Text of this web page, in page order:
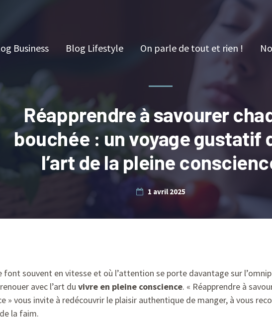
Business Blog Lifestyle On parle de tout et rien !
Réapprendre à savourer
bouchée : un voyage gustatif
l’art de la pleine
1 avril 2025
font souvent en vitesse et où l’attention se porte davantage sur
avec l’art du vivre en pleine conscience. « Réapprendre à
» vous invite à redécouvrir le plaisir authentique de manger, à vous
la faim.